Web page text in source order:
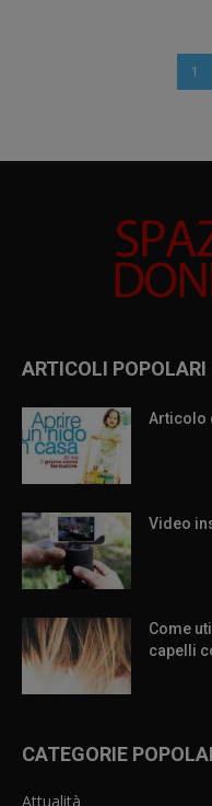
1
ARTICOLI POPOLARI
Articolo
Video
Come
capelli
CATEGORIE
Attualità